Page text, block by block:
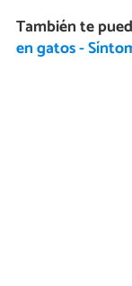
También te
en gatos -